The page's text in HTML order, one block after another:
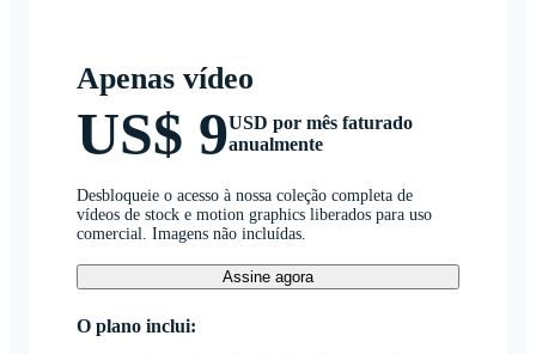
Apenas vídeo
US$ 9USD por mês faturado
anualmente
Desbloqueie o acesso à nossa coleção completa de
vídeos de stock e motion graphics liberados para uso
comercial. Imagens não incluídas.
Assine agora
O plano inclui: